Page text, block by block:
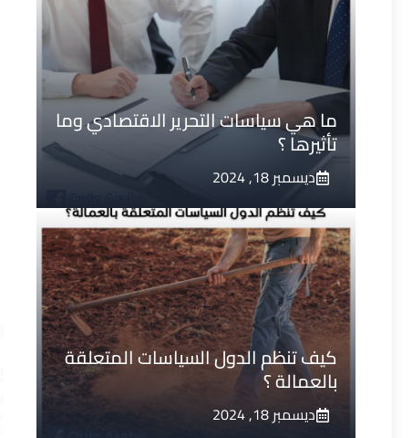
ما هي سياسات التحرير الاقتصادي وما
تأثيرها ؟
ديسمبر 18, 2024
كيف تنظم الدول السياسات المتعلقة
بالعمالة ؟
ديسمبر 18, 2024